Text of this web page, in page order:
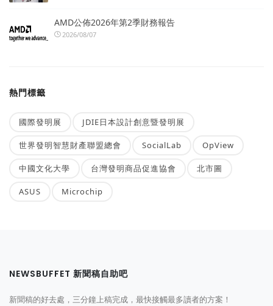
AMD公佈2026年第2季財務報告
2026/08/07
熱門標籤
國際發明展 JDIE日本設計創意暨發明展
世界發明智慧財產聯盟總會 SocialLab OpView
中國文化大學 台灣發明商品促進協會 北市圖
ASUS Microchip
NEWSBUFFET 新聞稿自助吧
新聞稿的好去處，三分鐘上稿完成，最快接觸最多讀者的方案！